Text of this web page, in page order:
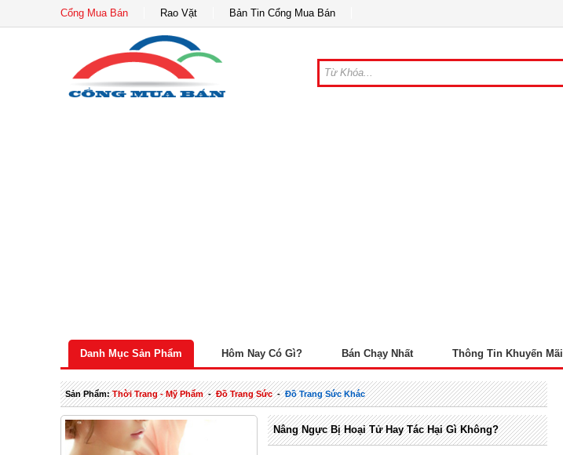
Cổng Mua Bán Rao Vặt Bản Tin Cổng Mua Bán
Danh Mục Sản Phẩm Hôm Nay Có Gì? Bán Chạy Nhất Thông Tin Khuyến Mãi
Sản Phẩm:Thời Trang - Mỹ Phẩm-Đồ Trang Sức-Đồ Trang Sức Khác
Nâng Ngực Bị Hoại Tử Hay Tác Hại Gì Không?